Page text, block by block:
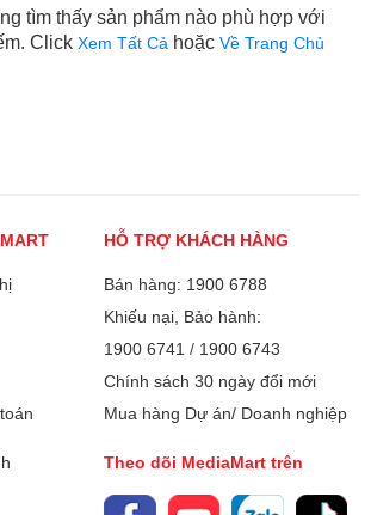
tìm thấy sản phẩm nào phù hợp với
Click Xem Tất Cả hoặc Về Trang Chủ
HỖ TRỢ KHÁCH HÀNG
Bán hàng: 1900 6788
Khiếu nại, Bảo hành:
1900 6741 / 1900 6743
Chính sách 30 ngày đổi mới
Mua hàng Dự án/ Doanh nghiệp
Theo dõi MediaMart trên